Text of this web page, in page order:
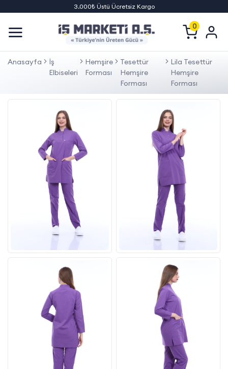
3.000₺ Üstü Ücretsiz Kargo
0
Anasayfa
İş
Elbiseleri
Hemşire
Forması
Tesettür
Hemşire
Forması
Lila Tesettür
Hemşire
Forması